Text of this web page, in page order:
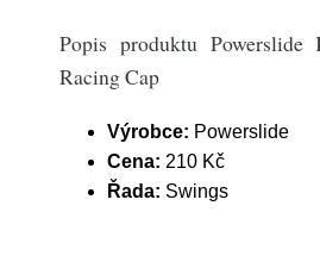
Popis produktu Powerslide
Racing Cap
Výrobce: Powerslide
Cena: 210 Kč
Řada: Swings